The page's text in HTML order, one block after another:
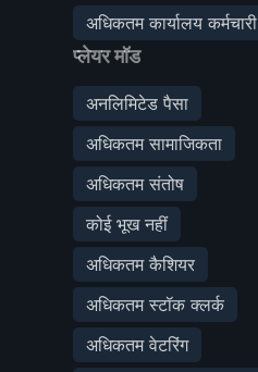
अधिकतम कार्यालय कर्मचारी
प्लेयर मॉड
अनलिमिटेड पैसा
अधिकतम सामाजिकता
अधिकतम संतोष
कोई भूख नहीं
अधिकतम कैशियर
अधिकतम स्टॉक क्लर्क
अधिकतम वेटरिंग